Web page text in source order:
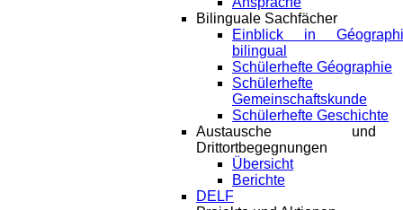
Bilinguale Sachfächer
Einblick in
bilingual
Schülerhefte Géographie
Schülerhefte
Gemeinschaftskunde
Schülerhefte Geschichte
Austausche und
Drittortbegegnungen
Übersicht
Berichte
DELF